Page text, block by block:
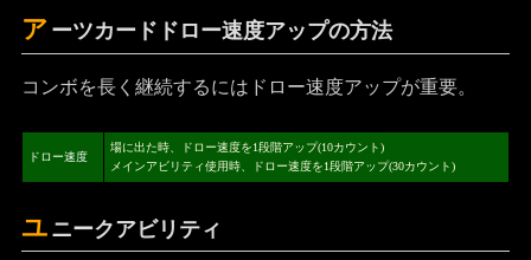
ア ーツカードドロー速度アップの方法
コンボを長く継続するにはドロー速度アップが重要。
ドロー速度
場に出た時、ドロー速度を1段階アップ(10カウント)
メインアビリティ使用時、ドロー速度を1段階アップ(30カウント)
ユ ニークアビリティ